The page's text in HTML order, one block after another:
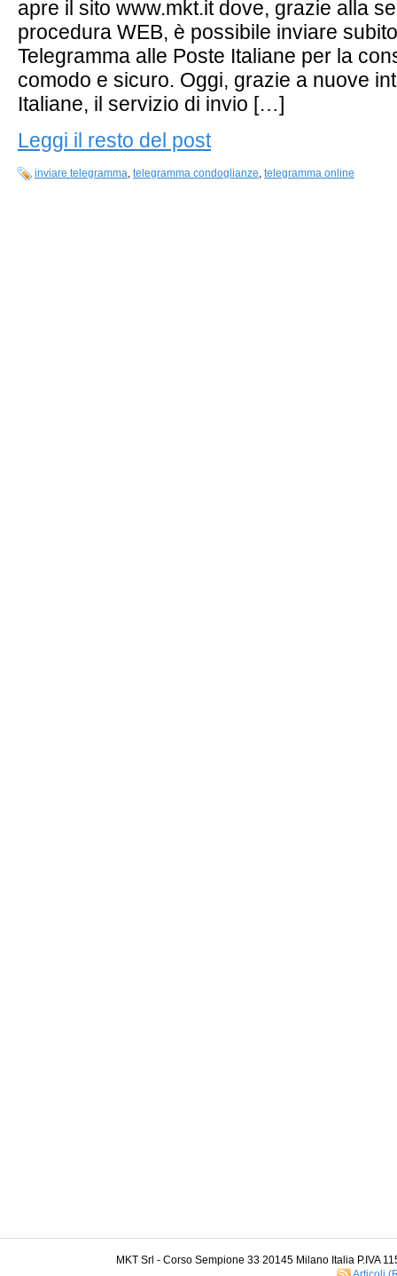
apre il sito www.mkt.it dove, grazie alla
procedura WEB, è possibile inviare
Telegramma alle Poste Italiane per la
comodo e sicuro. Oggi, grazie a nuove
Italiane, il servizio di invio […]
Leggi il resto del post
inviare telegramma telegramma condoglianze telegramma online
MKT Srl - Corso Sempione 33 20145 Milano Italia P.IVA